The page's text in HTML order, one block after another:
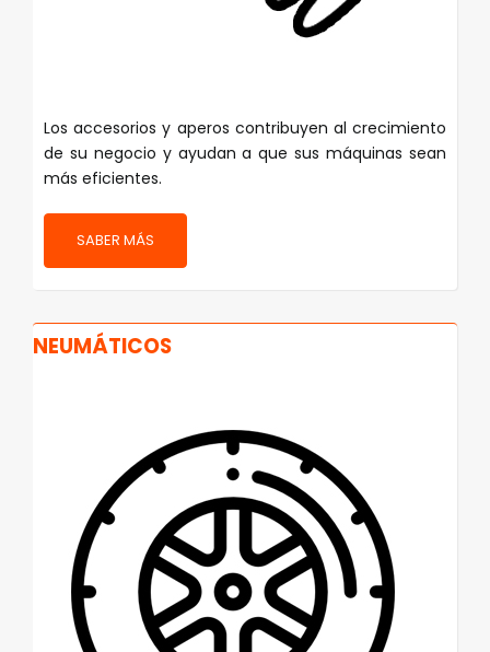
Los accesorios y aperos contribuyen al crecimiento
de su negocio y ayudan a que sus máquinas sean
más eficientes.
SABER MÁS
NEUMÁTICOS